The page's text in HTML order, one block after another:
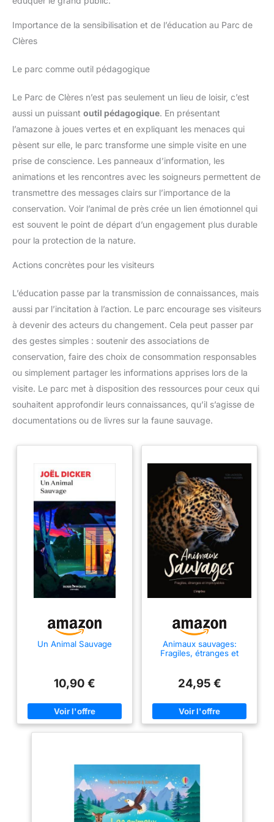
Importance de la sensibilisation et de l’éducation au Parc de
Clères
Le parc comme outil pédagogique
Le Parc de Clères n’est pas seulement un lieu de loisir, c’est
aussi un puissant outil pédagogique. En présentant
l’amazone à joues vertes et en expliquant les menaces qui
pèsent sur elle, le parc transforme une simple visite en une
prise de conscience. Les panneaux d’information, les
animations et les rencontres avec les soigneurs permettent de
transmettre des messages clairs sur l’importance de la
conservation. Voir l’animal de près crée un lien émotionnel qui
est souvent le point de départ d’un engagement plus durable
pour la protection de la nature.
Actions concrètes pour les visiteurs
L’éducation passe par la transmission de connaissances, mais
aussi par l’incitation à l’action. Le parc encourage ses visiteurs
à devenir des acteurs du changement. Cela peut passer par
des gestes simples : soutenir des associations de
conservation, faire des choix de consommation responsables
ou simplement partager les informations apprises lors de la
visite. Le parc met à disposition des ressources pour ceux qui
souhaitent approfondir leurs connaissances, qu’il s’agisse de
documentations ou de livres sur la faune sauvage.
Un Animal Sauvage
10,90 €
Animaux sauvages:
Fragiles, étranges et
24,95 €